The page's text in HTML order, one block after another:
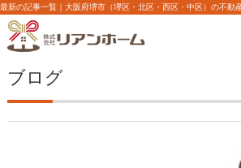
最新の記事一覧｜大阪府堺市（堺区・北区・西区・中区）の不動
ブログ